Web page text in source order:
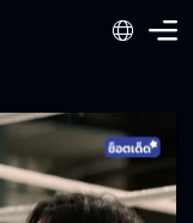
อค มันก็ล้มมวยอยู่ดี